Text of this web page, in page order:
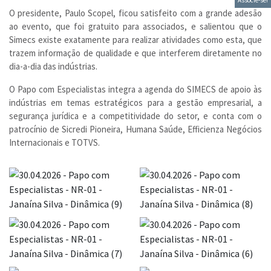
O presidente, Paulo Scopel, ficou satisfeito com a grande adesão
ao evento, que foi gratuito para associados, e salientou que o
Simecs existe exatamente para realizar atividades como esta, que
trazem informação de qualidade e que interferem diretamente no
dia-a-dia das indústrias.
O Papo com Especialistas integra a agenda do SIMECS de apoio às
indústrias em temas estratégicos para a gestão empresarial, a
segurança jurídica e a competitividade do setor, e conta com o
patrocínio de Sicredi Pioneira, Humana Saúde, Efficienza Negócios
Internacionais e TOTVS.